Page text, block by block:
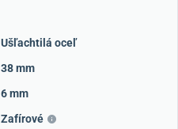
Ušľachtilá oceľ
38 mm
6 mm
Zafírové